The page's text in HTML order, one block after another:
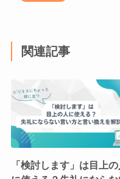
関連記事
「検討します」は目上の